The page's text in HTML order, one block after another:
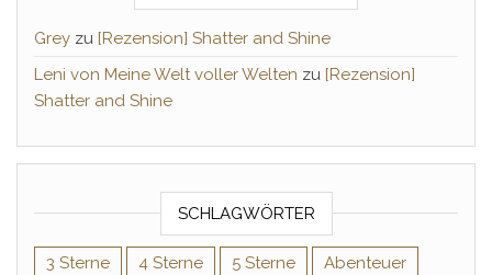
Grey zu [Rezension] Shatter and Shine
Leni von Meine Welt voller Welten zu [Rezension]
Shatter and Shine
SCHLAGWÖRTER
3 Sterne 4 Sterne 5 Sterne
Abenteuer